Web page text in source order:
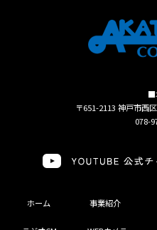
■
〒651-2113 神戸市西
078-
ホーム 事業紹介